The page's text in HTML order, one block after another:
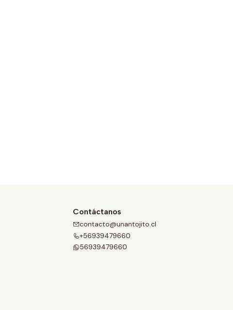
Contáctanos
contacto@unantojito.cl
+56939479660
56939479660